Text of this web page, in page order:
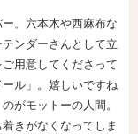
。六本木や西麻布な
ンダーさんとして立
用意してくださって
ル」。嬉しいですね
がモットーの人間。
きがなくなってしま